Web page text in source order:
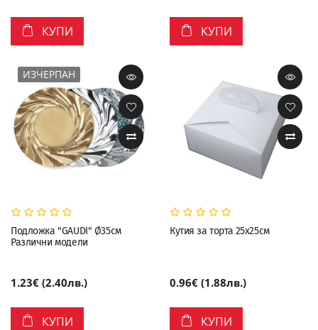
КУПИ КУПИ
ИЗЧЕРПАН
Подложка "GAUDI" Ø35см
Различни модели
1.23€ (2.40лв.)
КУПИ
Кутия за торта 25х25см
0.96€ (1.88лв.)
КУПИ